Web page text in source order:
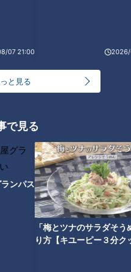
07 21:00 2026/
と見る
で見る
ンパス
「梅とツナのサラダそう
り方【キユーピー３分ク
すごく緊張していたよね？』
況から、なんとか3点を取
最高のスタートを切った侍ジ
ヨナラ勝ちして、反省する点
人たちがあれやこれやといろ
って分かっているよっていう
練習の動きも固かったしね。
ょ？独特じゃん！初戦って』